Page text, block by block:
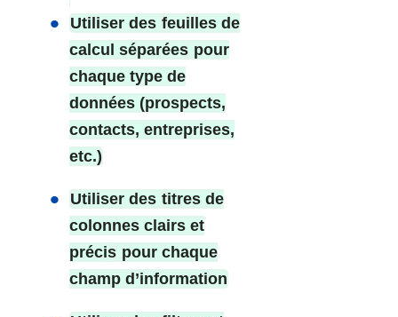
Utiliser des feuilles de
calcul séparées pour
chaque type de
données (prospects,
contacts, entreprises,
etc.)
Utiliser des titres de
colonnes clairs et
précis pour chaque
champ d’information